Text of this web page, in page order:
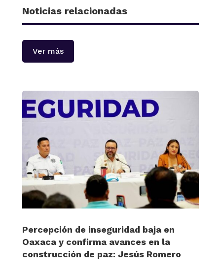
Noticias relacionadas
Ver más
Percepción de inseguridad baja en
Oaxaca y confirma avances en la
construcción de paz: Jesús Romero